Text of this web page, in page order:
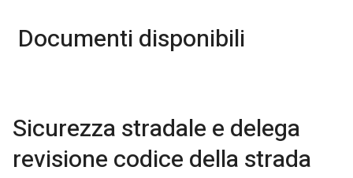
Documenti disponibili
Sicurezza stradale e delega
revisione codice della strada